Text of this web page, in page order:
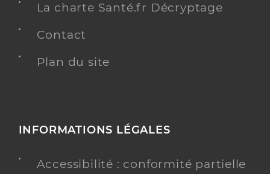
La charte Santé.fr Décryptage
Contact
Plan du site
INFORMATIONS LÉGALES
Accessibilité : conformité partielle